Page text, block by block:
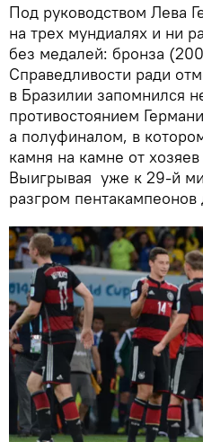
Под руководством Лева
на трех мундиалях и ни
без медалей: бронза
Справедливости ради
в Бразилии запомнился
противостоянием
а полуфиналом, в
камня на камне от
Выигрывая уже к 29-й
разгром пентакампеонов